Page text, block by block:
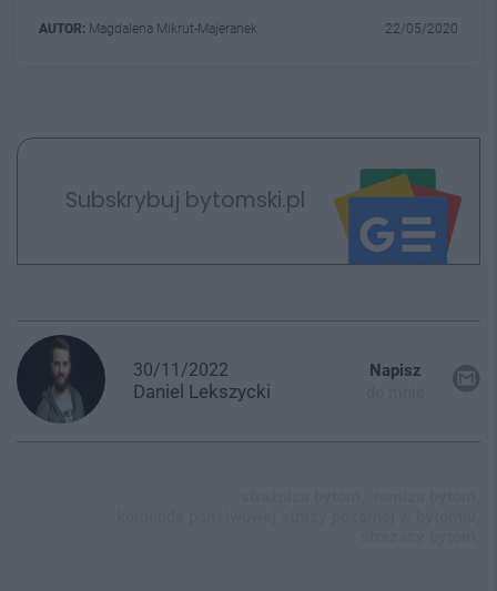
AUTOR: Magdalena Mikrut-Majeranek 22/05/2020
Subskrybuj bytomski.pl
30/11/2022
Daniel Lekszycki
Napisz